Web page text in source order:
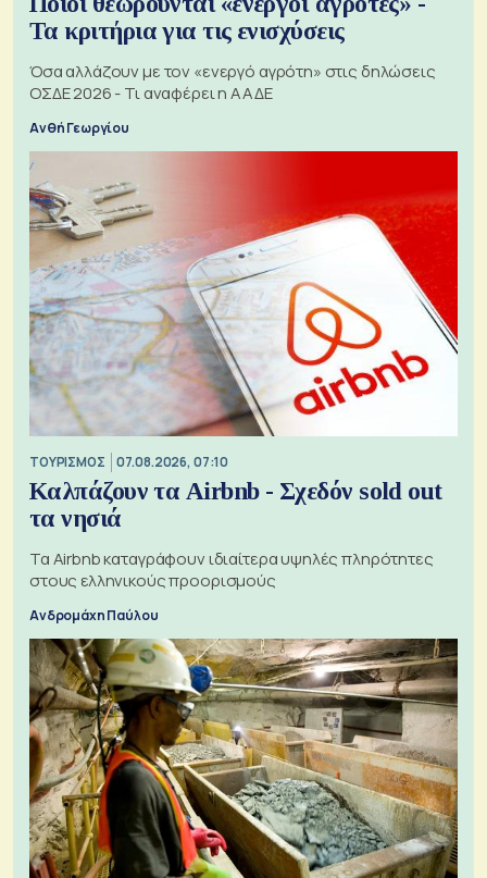
Τα κριτήρια για τις ενισχύσεις
Όσα αλλάζουν με τον «ενεργό αγρότη» στις δηλώσεις
ΟΣΔΕ 2026 - Τι αναφέρει η ΑΑΔΕ
Ανθή Γεωργίου
ΤΟΥΡΙΣΜΟΣ 07.08.2026, 07:10
Καλπάζουν τα Airbnb - Σχεδόν sold out
τα νησιά
Τα Airbnb καταγράφουν ιδιαίτερα υψηλές πληρότητες
στους ελληνικούς προορισμούς
Ανδρομάχη Παύλου